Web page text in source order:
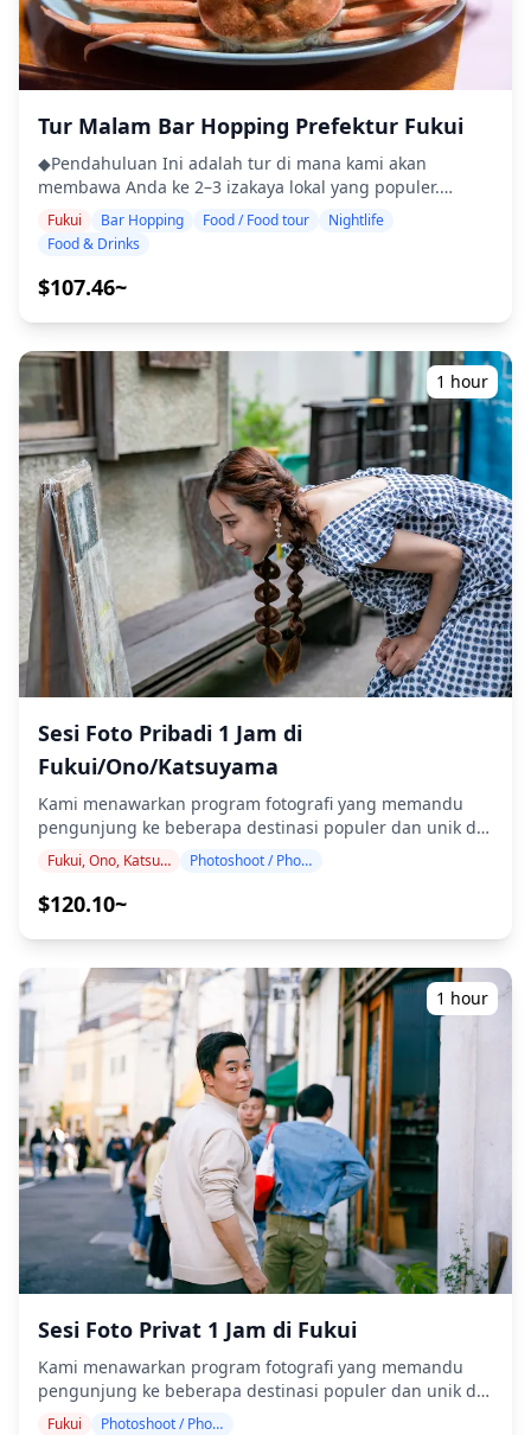
Tur Malam Bar Hopping Prefektur Fukui
◆Pendahuluan Ini adalah tur di mana kami akan
membawa Anda ke 2–3 izakaya lokal yang populer.
Bersantai dan nikmati makanan dan minuman daerah
dengan santai. Cukup bawa uang tunai, dan serahkan
yang tak terlupakan bersama! ・Pilih area pilihan Anda:
mencakup semua area di Prefektur Fukui) ・Nikmati
ketenangan pikiran dengan pemandu yang ramah,
bahkan di tempat-tempat yang mungkin tidak
menggunakan bahasa Inggris ・Tur kelompok kecil
memastikan pengalaman yang lebih pribadi dan otentik
◆Termasuk ・Sekitar 6 minuman total ・Makan malam:
hidangan izakaya dan makanan khas lokal ・Kunjungi 2–
3 tempat — seperti warung makan, izakaya, atau bar —
bersama dengan pemandu lokal ◆Tidak Termasuk ・
Penjemputan dan pengantaran hotel ・Tip ・Biaya
transportasi ・Minuman atau makanan tambahan yang
tidak termasuk dalam biaya tur ・Pengeluaran pribadi
atau belanja ◆Info Tambahan ・Jumlah peserta
maksimum untuk tur ini adalah 8 orang. ・Anak-anak
harus didampingi oleh orang dewasa. ・Alkohol hanya
disajikan untuk peserta berusia 20 tahun ke atas (usia
makanan disiapkan di dapur yang terpisah dari Holiday
Travel, jadi kami tidak dapat menjamin makanan bebas
alergi atau mengakomodasi batasan diet. ◆Fukui –
Makanan & Kehidupan Malam Di Kota Fukui, Katamachi
adalah area kehidupan malam utama, dipenuhi dengan
izakaya dan bar makanan ringan. Pengunjung dapat
menikmati makanan khas lokal seperti sauce katsudon
(nasi mangkuk daging babi) dan Echizen oroshi soba
santai untuk bar hopping kasual. Di kota-kota pelabuhan
seperti Tsuruga dan Obama, makanan laut segar
termasuk kepiting Echizen dan hidangan mackerel
sangat cocok dengan sake lokal. Bahkan di kota-kota
pegunungan seperti Ono dan Katsuyama, izakaya kecil
menyajikan hidangan daerah yang lezat dengan
suasana yang ramah. Beberapa tempat mungkin tidak
berbahasa Inggris, tetapi dengan pemandu lokal Anda
dapat bersantai dan menikmati. Di daerah tertentu, bar
mungkin terbatas, jadi kami akan memeriksa apakah bar
hopping memungkinkan. Jangan ragu untuk memesan.
Fukui Bar Hopping Food / Food tour
Nightlife
Food & Drinks
$107.46~
1 hour
Sesi Foto Pribadi 1 Jam di
Fukui/Ono/Katsuyama
Kami menawarkan program fotografi yang memandu
pengunjung ke beberapa destinasi populer dan unik di
Fukui, Ono, dan Katsuyama. Dipandu oleh fotografer
berkualifikasi tinggi, program kami menyesuaikan
jadwal perjalanan Anda, menangkap komposisi alami,
bagikan lokasi pilihan Anda kepada kami!) Sesi fotografi
tersedia di mana saja di Fukui / Ono / Katsuyama dan
dapat dipesan hingga 3 hari sebelumnya. Kami akan
mengatur fotografer berbahasa Inggris/Jepang. File asli
100+ foto dikirimkan dalam waktu seminggu, dan Anda
dapat memilih 10 foto favorit Anda untuk dikirim ulang.
Koreksi dibuat untuk membangkitkan suasana tertentu,
dan jika diinginkan, penyesuaian dapat dilakukan pada
suasana hati dan warna. Biarkan kami mengabadikan
momen spesial Anda di Fukui, Ono, dan Katsuyama
melalui layanan fotografi kami! ◆ Informasi penting: ・
Jika Anda terlambat tiba untuk waktu pertemuan yang
dijadwalkan, durasi pemotretan dan jumlah foto yang
dikirimkan dapat dikurangi. ・Jika hujan diperkirakan
akan turun di tempat pemotretan 3 hari sebelum
tanggal yang dijadwalkan atau jika tiba-tiba hujan pada
hari pemotretan, tiga opsi tersedia: (1) menjadwal ulang
tanggal dan waktu, (2) mengubah lokasi, atau (3)
membatalkan pemotretan. ![]
(https://assets.hldycdn.com/3743c1a3-4610-4da4-a16f-
c5323f726559.png) ![]
Fukui, Ono, Katsuyama Photoshoot / Photo tour
$120.10~
1 hour
Sesi Foto Privat 1 Jam di Fukui
Kami menawarkan program fotografi yang memandu
pengunjung ke beberapa destinasi populer dan unik di
Fukui. Dipandu oleh fotografer berkualifikasi tinggi,
Fukui Photoshoot / Photo tour